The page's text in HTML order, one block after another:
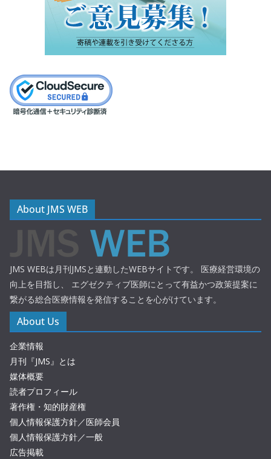
About JMS WEB
JMS WEBは月刊JMSと連動したWEBサイトです。 医療経営環境の
向上を目指し、 エグゼクティブ医師にとって有益かつ政策提案に
繋がる総合医療情報を発信することを心がけています。
About Us
企業情報
月刊『JMS』とは
媒体概要
読者プロフィール
著作権・知的財産権
個人情報保護方針／医師会員
個人情報保護方針／一般
広告掲載